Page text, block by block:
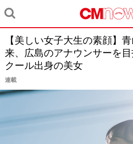
【美しい女子大生の素顔】
来、広島のアナウンサーを
クール出身の美女
連載